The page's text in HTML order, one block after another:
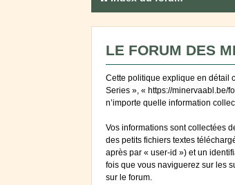
LE FORUM DES
Cette politique explique en détail
Series », « https://minervaabl.be/
n’importe quelle information
Vos informations sont collectées
des petits fichiers textes
après par « user-id ») et un
fois que vous naviguerez sur les
sur le forum.